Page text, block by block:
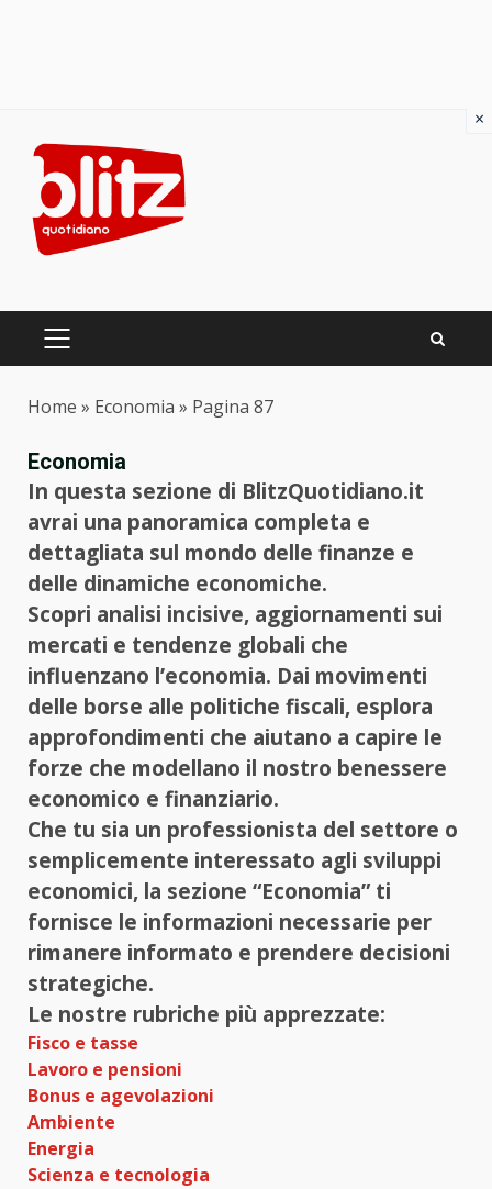
content
PRIMARY
Home » Economia » Pagina 87
Economia
In questa sezione di BlitzQuotidiano.it
avrai una panoramica completa e
dettagliata sul mondo delle finanze e
delle dinamiche economiche.
Scopri analisi incisive, aggiornamenti sui
mercati e tendenze globali che
influenzano l’economia. Dai movimenti
delle borse alle politiche fiscali, esplora
approfondimenti che aiutano a capire le
forze che modellano il nostro benessere
economico e finanziario.
Che tu sia un professionista del settore o
semplicemente interessato agli sviluppi
economici, la sezione “Economia” ti
fornisce le informazioni necessarie per
rimanere informato e prendere decisioni
strategiche.
Le nostre rubriche più apprezzate:
Fisco e tasse
Lavoro e pensioni
Bonus e agevolazioni
Ambiente
Energia
Scienza e tecnologia
×